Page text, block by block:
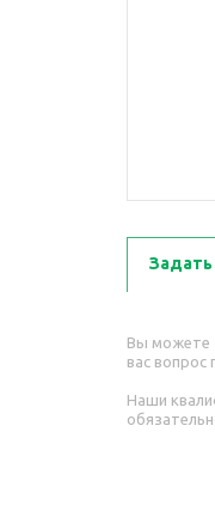
Задать
Вы можете
вас вопрос
Наши